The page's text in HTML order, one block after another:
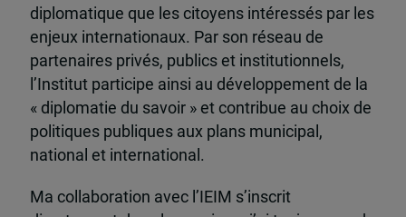
diplomatique que les citoyens intéressés par les
enjeux internationaux. Par son réseau de
partenaires privés, publics et institutionnels,
l’Institut participe ainsi au développement de la
« diplomatie du savoir » et contribue au choix de
politiques publiques aux plans municipal,
national et international.
Ma collaboration avec l’IEIM s’inscrit